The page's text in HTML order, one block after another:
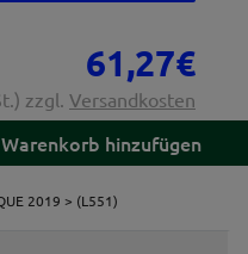
61,27€
zzgl. Versandkosten
2019 > (L551)